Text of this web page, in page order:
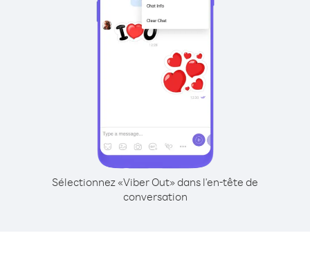
Sélectionnez «Viber Out» dans l'en-tête de
conversation